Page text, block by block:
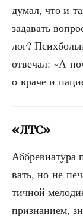
думал, что и
зада­вать
лог?
отве­чал: «А
о вра­че и
«ЛТС»
Аббре­ви­а­ту­ра
вать, но не
тич­ной
при­зна­ни­ем,